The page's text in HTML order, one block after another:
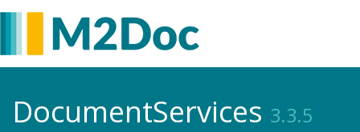
DocumentServices 3.3.5